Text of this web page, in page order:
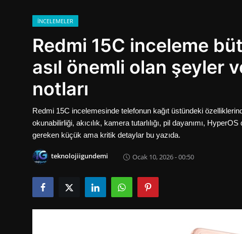
Aktüeller
E-Ticaret
İnternetten Kazanç
Otomotiv Teknolojileri
İNCELEMELER
Redmi 15C inceleme
asıl önemli olan şeyler
notları
Redmi 15C incelemesinde telefonun kağıt üstündeki
okunabilirliği, akıcılık, kamera tutarlılığı, pil dayanımı,
gereken küçük ama kritik detaylar bu yazıda.
teknolojiigundemi Ocak 10, 2026 - 00:50